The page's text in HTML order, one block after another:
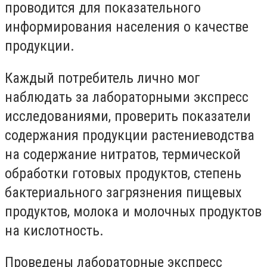
проводится для показательного
информирования населения о качестве
продукции.
Каждый потребитель лично мог
наблюдать за лабораторными экспресс
исследованиями, проверить показатели
содержания продукции растениеводства
на содержание нитратов, термической
обработки готовых продуктов, степень
бактериального загрязнения пищевых
продуктов, молока и молочных продуктов
на кислотность.
Проведены лабораторные экспресс